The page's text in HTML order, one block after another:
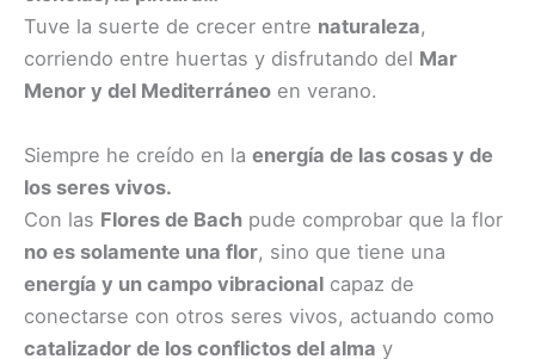
Tuve la suerte de crecer entre naturaleza,
corriendo entre huertas y disfrutando del Mar
Menor y del Mediterráneo en verano.
Siempre he creído en la energía de las cosas y de
los seres vivos.
Con las Flores de Bach pude comprobar que la flor
no es solamente una flor, sino que tiene una
energía y un campo vibracional capaz de
conectarse con otros seres vivos, actuando como
catalizador de los conflictos del alma y